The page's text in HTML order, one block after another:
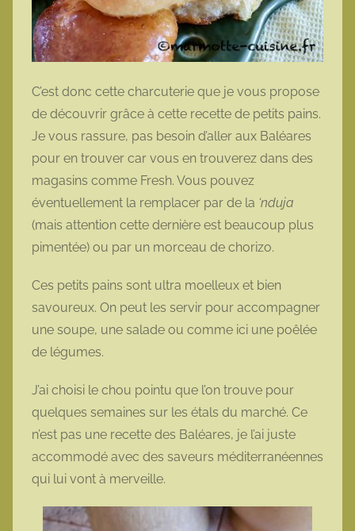
C’est donc cette charcuterie que je vous propose
de découvrir grâce à cette recette de petits pains.
Je vous rassure, pas besoin d’aller aux Baléares
pour en trouver car vous en trouverez dans des
magasins comme Fresh. Vous pouvez
éventuellement la remplacer par de la ‘nduja
(mais attention cette dernière est beaucoup plus
pimentée) ou par un morceau de chorizo.
Ces petits pains sont ultra moelleux et bien
savoureux. On peut les servir pour accompagner
une soupe, une salade ou comme ici une poêlée
de légumes.
J’ai choisi le chou pointu que l’on trouve pour
quelques semaines sur les étals du marché. Ce
n’est pas une recette des Baléares, je l’ai juste
accommodé avec des saveurs méditerranéennes
qui lui vont à merveille.